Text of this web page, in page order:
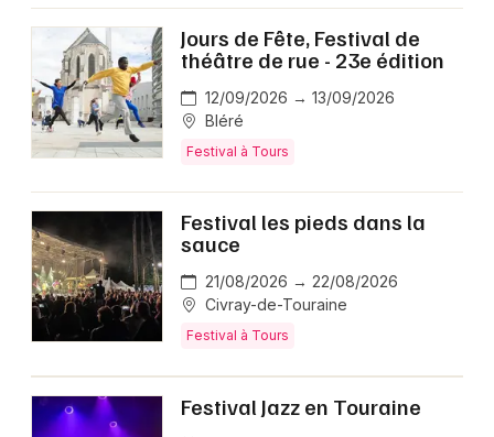
Jours de Fête, Festival de
théâtre de rue - 23e édition
12/09/2026 → 13/09/2026
Bléré
Festival à Tours
Festival les pieds dans la
sauce
21/08/2026 → 22/08/2026
Civray-de-Touraine
Festival à Tours
Festival Jazz en Touraine